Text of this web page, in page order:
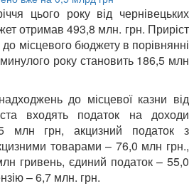
цього року від чернівецьких
отримав 493,8 млн. грн. Приріст
місцевого бюджету в порівнянні
року становить 186,5 млн
до місцевої казни від
входять податок на доходи
млн грн, акцизний податок з
товарами – 76,0 млн грн.,
гривень, єдиний податок – 55,0
– 6,7 млн. грн.